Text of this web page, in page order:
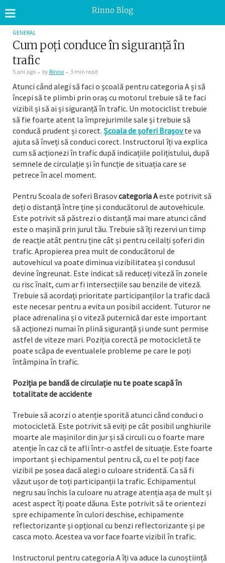
Rinno Blog
GENERAL
Cum poți conduce în siguranță în
trafic
5 ani ago byRinno 3 min read
Atunci când alegi să faci o școală pentru categoria A și să
începi să te plimbi prin oraș cu motorul trebuie să te faci
vizibil și să ai și siguranță în trafic. Un motociclist trebuie
să fie foarte atent la împrejurimile sale și trebuie să
conducă prudent și corect. Școala de șoferi Brașov te va
ajuta să înveți să conduci corect. Instructorul îți va explica
cum să acționezi în trafic după indicațiile polițistului, după
semnele de circulație și în funcție de situația care se
petrece în acel moment.
Pentru Scoala de soferi Brasovcategoria Aeste potrivit să
deți o distanță între ține și conducătorul de autovehicule.
Este potrivit să păstrezi o distanță mai mare atunci când
este o mașină prin jurul tău. Trebuie să îți rezervi un timp
de reacție atât pentru ține cât și pentru ceilalți șoferi din
trafic. Apropierea prea mult de conducătorul de
autovehicul va poate diminua vizibilitatea și condusul
devine îngreunat. Este indicat să reduceți viteză în zonele
cu risc înalt, cum ar fi intersecțiile sau benzile de viteză.
Trebuie să acordați prioritate participanților la trafic dacă
este necesar pentru a evita un posibil accident. Tuturor ne
place adrenalina și o viteză puternică dar este important
să acționezi numai în plină siguranță și unde sunt permise
astfel de viteze mari. Poziția corectă pe motocicletă te
poate scăpa de eventualele probleme pe care le poți
întâmpina în trafic.
Poziția pe bandă de circulație nu te poate scapă în
totalitate de accidente
Trebuie să acorzi o atenție sporită atunci când conduci o
motocicletă. Este potrivit să eviți pe cât posibil unghiurile
moarte ale mașinilor din jur și să circuli cu o foarte mare
atenție în caz că te afli într-o astfel de situație. Este foarte
important și echipamentul pentru că, cu el te poți face
vizibil pe șosea dacă alegi o culoare stridentă. Ca să fi
văzut ușor de toți participanții la trafic. Echipamentul
negru sau închis la culoare nu atrage atenția așa de mult și
acest aspect îți poate dăuna. Este potrivit să te orientezi
spre echipamente în culori deschise, echipamente
reflectorizante și opțional cu benzi reflectorizante și pe
casca moto. Acestea va vor face foarte vizibil în trafic.
Instructorul pentru categoria A îți va aduce la cunoștiință